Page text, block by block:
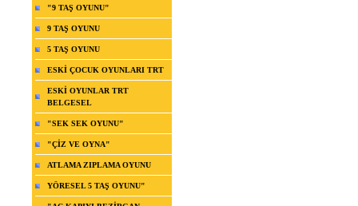
"9 TAŞ OYUNU"
9 TAŞ OYUNU
5 TAŞ OYUNU
ESKİ ÇOCUK OYUNLARI TRT
ESKİ OYUNLAR TRT
BELGESEL
"SEK SEK OYUNU"
"ÇİZ VE OYNA"
ATLAMA ZIPLAMA OYUNU
YÖRESEL 5 TAŞ OYUNU"